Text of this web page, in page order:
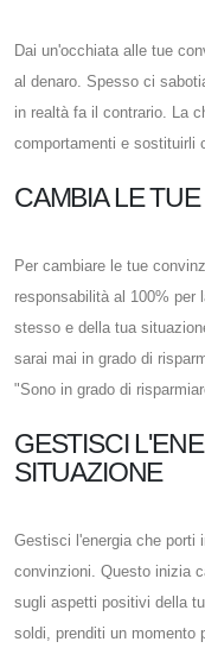
Dai un'occhiata alle tue
al denaro. Spesso ci
in realtà fa il contrario. La
comportamenti e sostituirli
CAMBIA LE
Per cambiare le tue
responsabilità al 100%
stesso e della tua
sarai mai in grado di
"Sono in grado di
GESTISCI
SITUAZIONE
Gestisci l'energia che porti
convinzioni. Questo inizia
sugli aspetti positivi della
soldi, prenditi un momento